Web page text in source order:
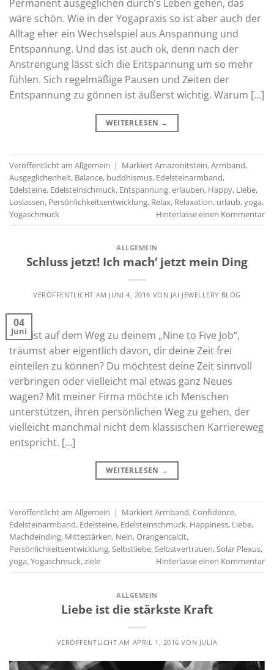
Permanent ausgeglichen durch’s Leben gehen, das
wäre schön. Wie in der Yogapraxis so ist aber auch der
Alltag eher ein Wechselspiel aus Anspannung und
Entspannung. Und das ist auch ok, denn nach der
Anstrengung lässt sich die Entspannung um so mehr
fühlen. Sich regelmäßige Pausen und Zeiten der
Entspannung zu gönnen ist äußerst wichtig. Warum […]
WEITERLESEN →
Veröffentlicht am Allgemein | MarkiertAmazonitstein,Armband,
Ausgeglichenheit, Balance, buddhismus, Edelsteinarmband,
Edelsteine, Edelsteinschmuck, Entspannung,erlauben, Happy, Liebe,
Loslassen, Persönlichkeitsentwicklung, Relax, Relaxation, urlaub,yoga,
Yogaschmuck
Hinterlasse einen Kommentar
ALLGEMEIN
Schluss jetzt! Ich mach‘ jetzt mein Ding
VERÖFFENTLICHT AM JUNI 4, 2016 VON JAI JEWELLERY BLOG
04
Juni
Du bist auf dem Weg zu deinem „Nine to Five Job“,
träumst aber eigentlich davon, dir deine Zeit frei
einteilen zu können? Du möchtest deine Zeit sinnvoll
verbringen oder vielleicht mal etwas ganz Neues
wagen? Mit meiner Firma möchte ich Menschen
unterstützen, ihren persönlichen Weg zu gehen, der
vielleicht manchmal nicht dem klassischen Karriereweg
entspricht. […]
WEITERLESEN →
Veröffentlicht am Allgemein | MarkiertArmband,Confidence,
Edelsteinarmband, Edelsteine, Edelsteinschmuck, Happiness, Liebe,
Machdeinding, Mittestärken, Nein,Orangencalcit,
Persönlichkeitsentwicklung,Selbstliebe,Selbstvertrauen,Solar Plexus,
yoga,Yogaschmuck,ziele Hinterlasse einen Kommentar
ALLGEMEIN
Liebe ist die stärkste Kraft
VERÖFFENTLICHT AM APRIL 1, 2016 VON JULIA